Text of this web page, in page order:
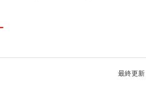
最終更新